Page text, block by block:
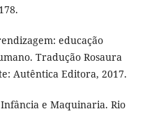
educação
Tradução Rosaura
Autêntica Editora, 2017.
e Maquinaria. Rio